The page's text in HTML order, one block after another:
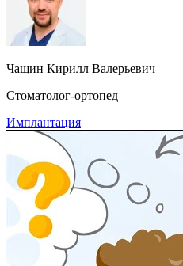
Чащин Кирилл Валерьевич
Стоматолог-ортопед
Имплантация